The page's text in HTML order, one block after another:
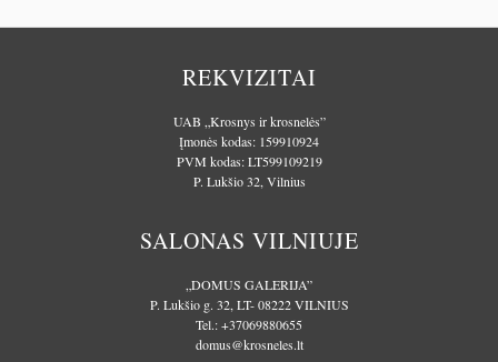
REKVIZITAI
UAB „Krosnys ir krosnelės”
Įmonės kodas: 159910924
PVM kodas: LT599109219
P. Lukšio 32, Vilnius
SALONAS VILNIUJE
„DOMUS GALERIJA”
P. Lukšio g. 32, LT- 08222 VILNIUS
Tel.:+37069880655
domus@krosneles.lt